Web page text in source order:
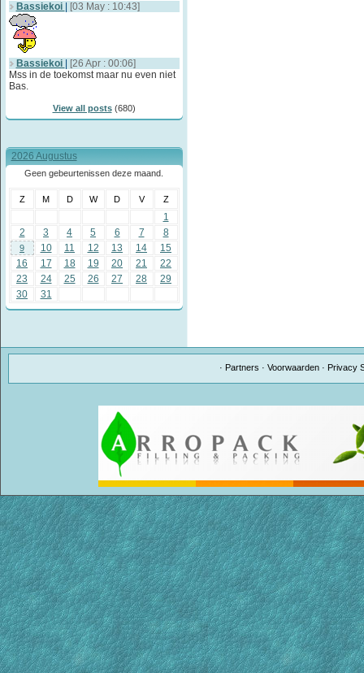
Bassiekoi
[03 May : 10:43]
Bassiekoi
[26 Apr : 00:06]
Mss in de toekomst maar nu even niet
Bas.
View all posts(680)
2026 Augustus
Geen gebeurtenissen deze maand.
Z M D W D V Z
1
2
3 4 5 6 7 8
9 10 11 12 13 14
15
16
17 18 19 20 21
22
23
24 25 26 27 28
29
30
31
· Partners ·Voorwaarden · Privacy